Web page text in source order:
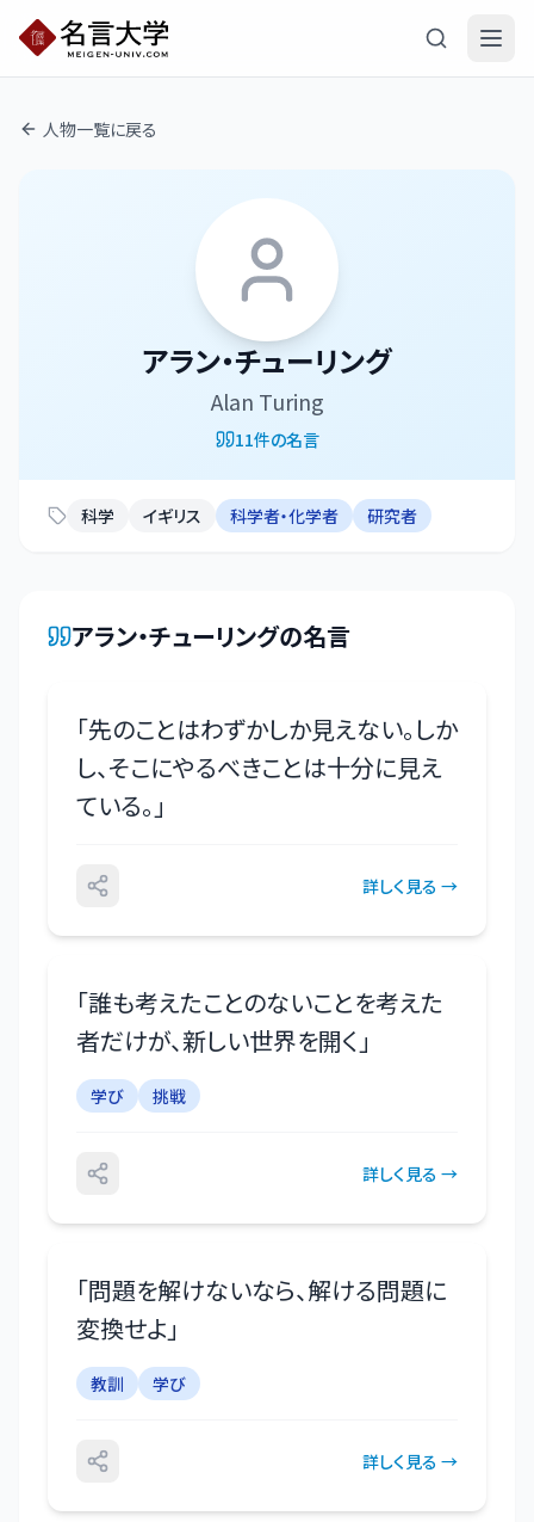
人物一覧に戻る
アラン・チューリング
Alan Turing
11件の名言
科学 イギリス 科学者・化学者 研究者
アラン・チューリングの名言
「先のことはわずかしか見えない。しか
し、そこにやるべきことは十分に見え
ている。 」
詳しく見る →
「誰も考えたことのないことを考えた
者だけが、新しい世界を開く 」
学び 挑戦
詳しく見る →
「問題を解けないなら、解ける問題に
変換せよ 」
教訓 学び
詳しく見る →